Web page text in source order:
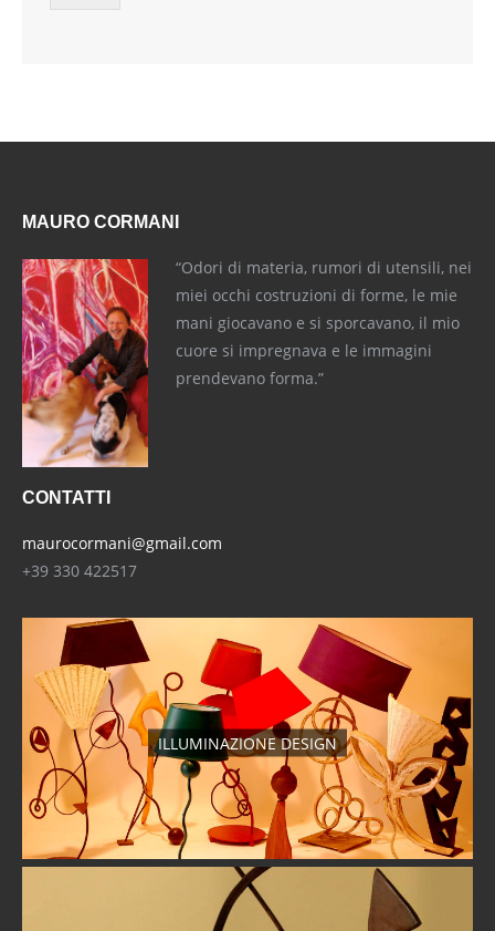
MAURO CORMANI
“Odori di materia, rumori di utensili, nei
miei occhi costruzioni di forme, le mie
mani giocavano e si sporcavano, il mio
cuore si impregnava e le immagini
prendevano forma.”
CONTATTI
maurocormani@gmail.com
+39 330 422517
ILLUMINAZIONE DESIGN